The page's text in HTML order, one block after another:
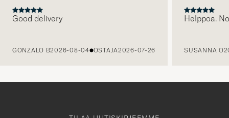
Good delivery
GONZALO B2026-08-04 OSTAJA2026-07-26
Helppoa.
SUSANNA O